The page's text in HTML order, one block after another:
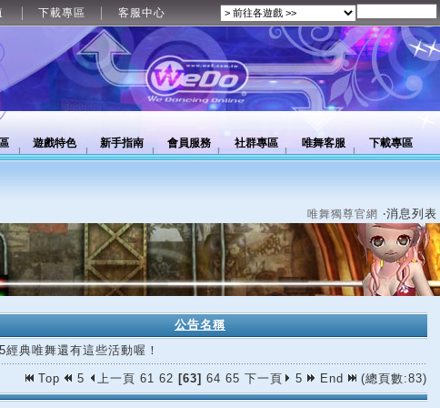
下載專區 客服中心
遊戲特色 新手指南 會員服務 社群專區 唯舞客服 下載專區
唯舞獨尊官網 ‧消息列表
公告名稱
經典唯舞還有這些活動喔！
Top 5 上一頁 61 62 [63] 64 65 下一頁 5 End (總頁數:83)